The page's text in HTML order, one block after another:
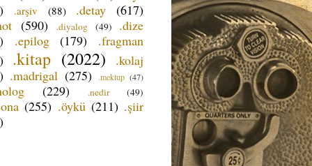
.arşiv (88) .detay
(617)
(590) .diyalog (49)
.dize
.epilog (179)
.fragman
.kitap (2022)
.kolaj
.madrigal (275) .mektup (47)
(229) .nedir (49)
(255) .öykü (211) .şiir